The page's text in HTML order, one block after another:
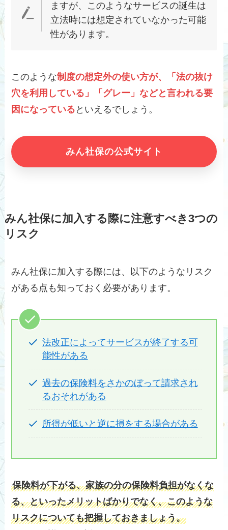
ますが、このようなサービスの誕生は
立法時には想定されていなかった可能
性があります。
このような制度の想定外の使い方が、「法の抜け
穴を利用している」「グレー」などと言われる要
因になっている といえるでしょう。
みん社保の公式サイト
みん社保に加入する際に注意すべき3つの
リスク
みん社保に加入する際には、以下のようなリスク
がある点も知っておく必要があります。
法改正によってサービスが終了する可
能性がある
過去の保険料をさかのぼって請求され
るおそれがある
所得が低いと逆に損をする場合がある
保険料が下がる、家族の分の保険料負担がなくな
る、といったメリットばかりでなく、このような
リスクについても把握しておきましょう。